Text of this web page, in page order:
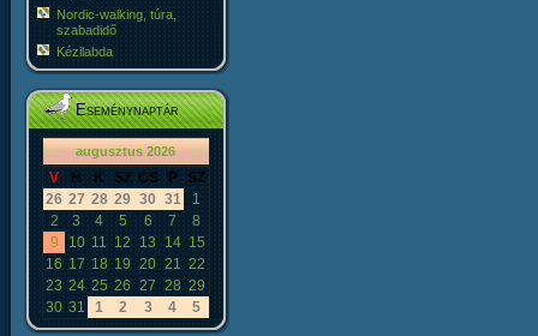
Nordic-walking, túra,
szabadidő
Kézilabda
Eseménynaptár
«< augusztus 2026 >»
V H K SZ CS P
SZ
26 27 28 29 30 31
1
2
3 4 5 6 7
8
9
10 11 12 13 14 15
16 17 18 19 20 21 22
23 24 25 26 27 28 29
30 31 1 2 3 4 5